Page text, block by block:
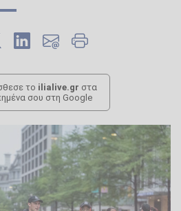
το ilialive.gr στα
σου στη Google